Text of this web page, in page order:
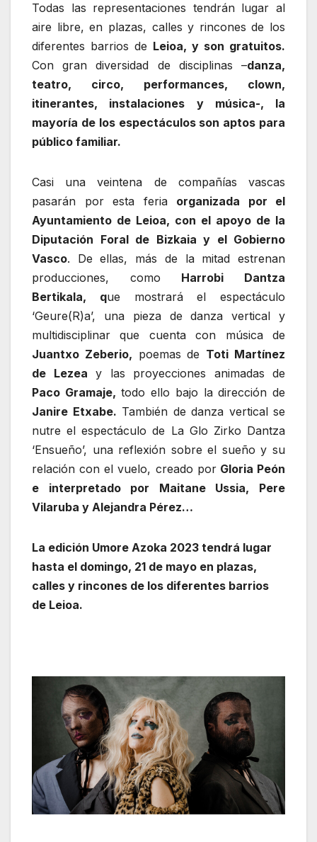
Todas las representaciones tendrán lugar al
aire libre, en plazas, calles y rincones de los
diferentes barrios de Leioa, y son gratuitos.
Con gran diversidad de disciplinas –danza,
teatro, circo, performances, clown,
itinerantes, instalaciones y música-, la
mayoría de los espectáculos son aptos para
público familiar.
Casi una veintena de compañías vascas
pasarán por esta feria organizada por el
Ayuntamiento de Leioa, con el apoyo de la
Diputación Foral de Bizkaia y el Gobierno
Vasco. De ellas, más de la mitad estrenan
producciones, como Harrobi Dantza
Bertikala, que mostrará el espectáculo
‘Geure(R)a’, una pieza de danza vertical y
multidisciplinar que cuenta con música de
Juantxo Zeberio, poemas de Toti Martínez
de Lezea y las proyecciones animadas de
Paco Gramaje, todo ello bajo la dirección de
Janire Etxabe. También de danza vertical se
nutre el espectáculo de La Glo Zirko Dantza
‘Ensueño’, una reflexión sobre el sueño y su
relación con el vuelo, creado porGloria Peón
e interpretado por Maitane Ussia, Pere
Vilaruba y Alejandra Pérez…
La edición Umore Azoka 2023 tendrá lugar
hasta el domingo, 21 de mayo en plazas,
calles y rincones de los diferentes barrios
de Leioa.